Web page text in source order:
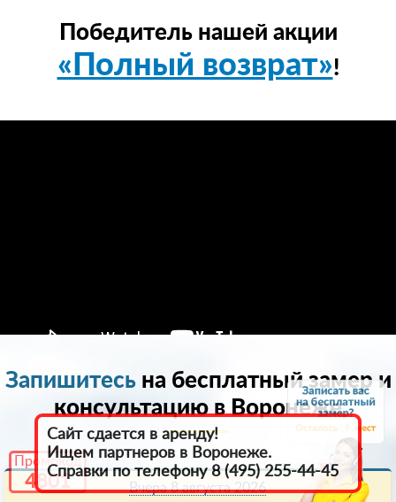
6
Промокод
4801
Победитель нашей акции
«Полный возврат»!
Запишитесьна бесплатный замер и
консультацию в Воронеже
Вчера 8 августа 2026
Сайт сдается в аренду!
Ищем партнеров в Воронеже.
Справки по телефону 8 (495) 255-44-45